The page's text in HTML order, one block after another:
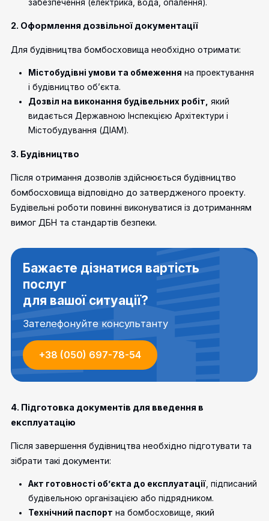
забезпечення (електрика, вода, опалення).
2. Оформлення дозвільної документації
Для будівництва бомбосховища необхідно отримати:
Містобудівні умови та обмеження на проектування
і будівництво об’єкта.
Дозвіл на виконання будівельних робіт
який
видається Державною Інспекцією Архітектури і
Містобудування (ДІАМ).
3. Будівництво
Після отримання дозволів здійснюється будівництво
бомбосховища відповідно до затвердженого проекту.
Будівельні роботи повинні виконуватися із дотриманням
вимог ДБН та стандартів безпеки.
Бажаєте дізнатися вартість
послуг
для вашої ситуації?
Зателефонуйте консультанту
+38 (050) 697-78-54
4. Підготовка документів для введення в
експлуатацію
Після завершення будівництва необхідно підготувати та
зібрати такі документи:
Акт готовності об’єкта до експлуатації, підписаний
будівельною організацією або підрядником.
Технічний паспорт на бомбосховище, який